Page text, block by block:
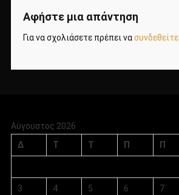
Αφήστε μια απάντηση
Για να σχολιάσετε πρέπει νασυνδεθείτε.
Αύγουστος 2026
Δ
Τ Τ Π Π
3 4 5 6 7